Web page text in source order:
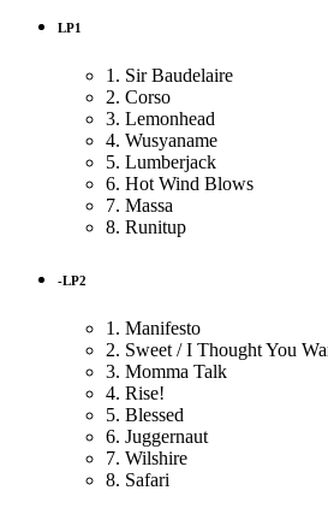
LP1
1. Sir Baudelaire
2. Corso
3. Lemonhead
4. Wusyaname
5. Lumberjack
6. Hot Wind Blows
7. Massa
8. Runitup
-LP2
1. Manifesto
2. Sweet / I Thought You
3. Momma Talk
4. Rise!
5. Blessed
6. Juggernaut
7. Wilshire
8. Safari